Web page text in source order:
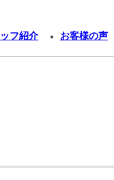
フ紹介 お客様の声